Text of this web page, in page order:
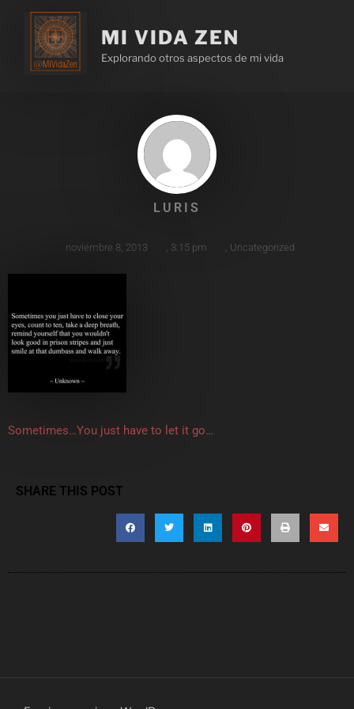
MI VIDA ZEN
Explorando otros aspectos de mi vida
LURIS
noviembre 8, 2013 3:15 pm Uncategorized
Sometimes…You just have to let it go…
SHARE THIS POST